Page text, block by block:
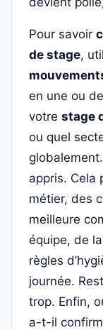
Pour savoir
de stage,
en une ou
votre stage
ou quel
appris. Cela
métier, des
meilleure
équipe, de
règles
journée.
trop. Enfin,
a-t-il